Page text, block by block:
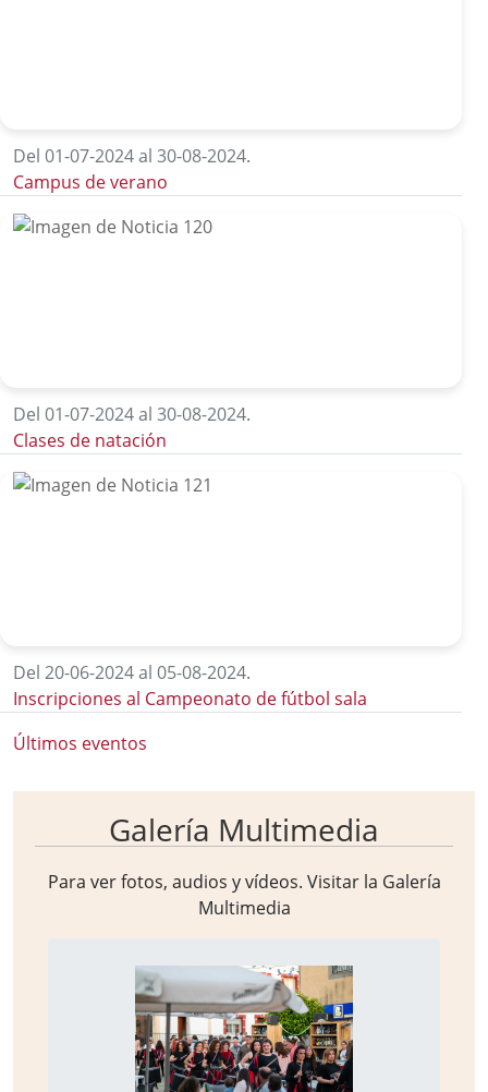
Del 01-07-2024 al 30-08-2024.
Campus de verano
Del 01-07-2024 al 30-08-2024.
Clases de natación
Del 20-06-2024 al 05-08-2024.
Inscripciones al Campeonato de fútbol sala
Últimos eventos
Galería Multimedia
Para ver fotos, audios y vídeos. Visitar la Galería
Multimedia